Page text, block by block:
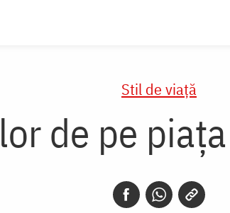
Stil de viaţă
de pe